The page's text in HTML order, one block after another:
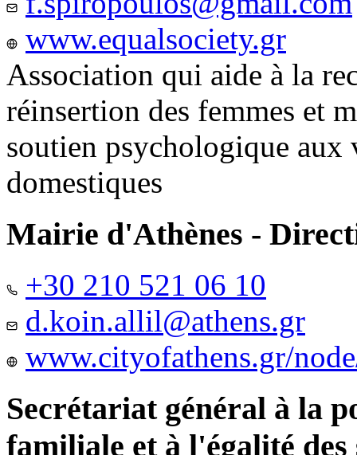
www.equalsociety.gr
Association qui aide à la
réinsertion des femmes et
soutien psychologique aux
domestiques
Mairie d'Athènes -
+30 210 521 06 10
d.koin.allil@athens.gr
www.cityofathens.gr/
Secrétariat général à la
familiale et à l'égalité des